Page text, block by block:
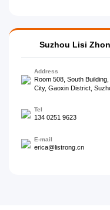
Suzhou Lisi
Address
Room 508, South
City, Gaoxin District,
Tel
134 0251 9623
E-mail
erica@listrong.cn